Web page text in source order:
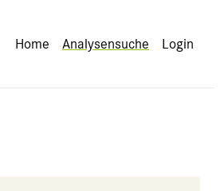
Home Analysensuche Login